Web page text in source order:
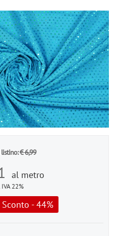
listino:€6,99
al metro
22%
Sconto - 44%